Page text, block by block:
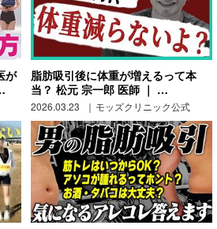
が
脂肪吸引後に体重が増えるって本
当？ 松元 宗一郎 医師 ｜ …
2026.03.23 モッズクリニック公式